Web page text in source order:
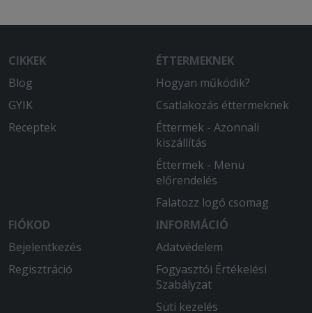
CIKKEK
Blog
GYIK
Receptek
ÉTTERMEKNEK
Hogyan működik?
Csatlakozás éttermeknek
Éttermek - Azonnali
kiszállítás
Éttermek - Menü
előrendelés
Falatozz logó csomag
FIÓKOD
Bejelentkezés
Regisztráció
INFORMÁCIÓ
Adatvédelem
Fogyasztói Értékelési
Szabályzat
Süti kezelés